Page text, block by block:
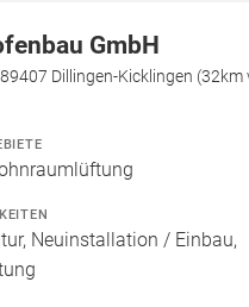
GmbH
Dillingen-Kicklingen (32km
Neuinstallation / Einbau,